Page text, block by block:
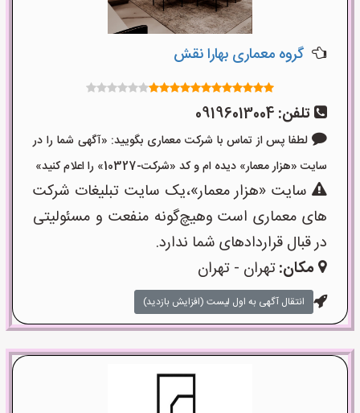
گروه معماری بهارا نقش
تلفن: 09196013004
لطفا پس از تماس با شرکت معماری بگویید: «آگهی شما را در
سایت «هزار معمار» دیده ام و کد «شرکت-10327» را اعلام کنید»
سایت «هزار معمار»،یک سایت تبلیغات شرکت
های معماری است وهیچ‌گونه منفعت و مسئولیتی
در قبال قراردادهای شما ندارد.
مکان:تهران - تهران
انتقال آگهی به اول لیست (افزایش بازدید)